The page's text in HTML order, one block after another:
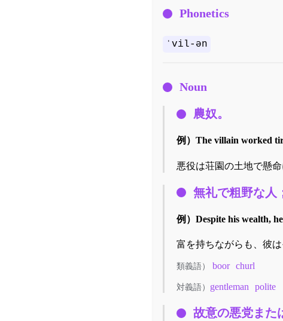
Phonetics
ˈvil-ən
Noun
農奴。
例） The villain worked
悪役は荘園の土地で懸命
無礼で粗野な人
例） Despite his wealth,
富を持ちながらも、彼
類義語） boor churl
対義語） gentleman polite
故意の悪党また